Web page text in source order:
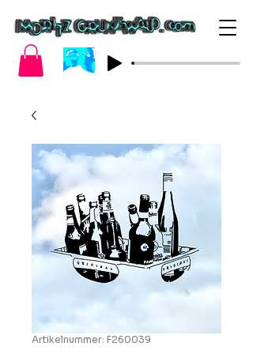
Artikelnummer: F260039